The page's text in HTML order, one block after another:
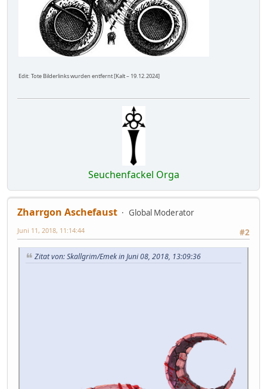
Edit: Tote Bilderlinks wurden entfernt [Kalt – 19.12.2024]
Seuchenfackel Orga
Zharrgon Aschefaust
Global Moderator
#2
Juni 11, 2018, 11:14:44
Zitat von: Skallgrim/Emek in Juni 08, 2018, 13:09:36